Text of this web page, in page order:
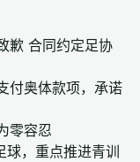
歉 合同约定足协
付奥体款项，承诺
零容忍
球，重点推进青训